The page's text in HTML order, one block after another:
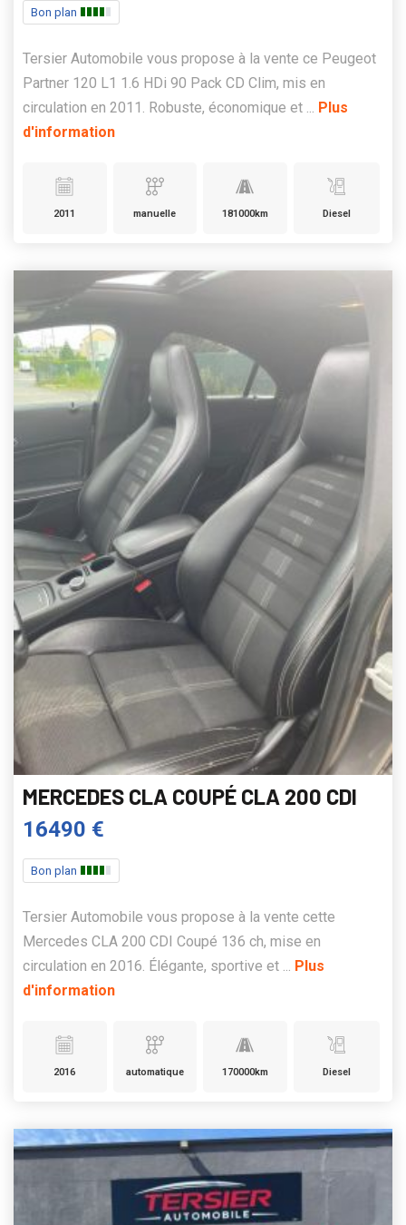
Bon plan
Tersier Automobile vous propose à la vente ce Peugeot
Partner 120 L1 1.6 HDi 90 Pack CD Clim, mis en
circulation en 2011. Robuste, économique et ... Plus
d'information
2011 manuelle 181000km Diesel
MERCEDES CLA COUPÉ CLA 200 CDI
16490 €
Bon plan
Tersier Automobile vous propose à la vente cette
Mercedes CLA 200 CDI Coupé 136 ch, mise en
circulation en 2016. Élégante, sportive et ... Plus
d'information
2016 automatique 170000km Diesel